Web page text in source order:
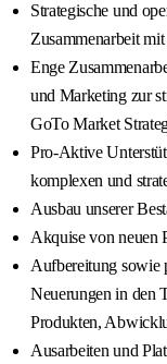
Strategische und
Zusammenarbeit
Enge
und Marketing zur
GoTo Market
Pro-Aktive
komplexen und
Ausbau unserer
Akquise von neuen
Aufbereitung sowie
Neuerungen in den
Produkten,
Ausarbeiten und